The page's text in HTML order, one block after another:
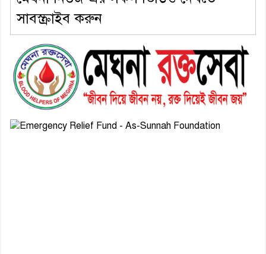
সাবস্ক্রাইব করুন